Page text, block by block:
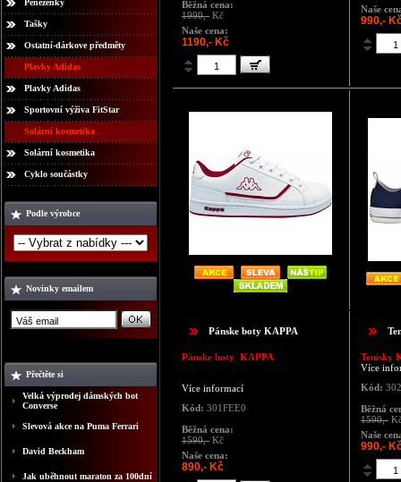
Peněženky
Tašky
Ostatní-dárkove předměty
Plavky Adidas
Plavky Adidas
Sportovní výživa FitStar
Solární kosmetika
Solární kosmetika
Cyklo součástky
Podle výrobce
Novinky emailem
Přečtěte si
Velká výprodej dámských bot
Converse
Slevová akce na Puma Ferrari
David Beckham
Jak uběhnout maraton za 100dní
Běžná cena:
1990,- Kč
Naše cena:
1190,- Kč
Naše
990,-
Pánske boty KAPPA
Pánske boty KAPPA
Více informací
Kód: 301FEE0
Běžná cena:
1590,- Kč
Naše cena:
890,- Kč
Tenisky
Více
Kód:
Běžná
1590,-
Naše
990,-